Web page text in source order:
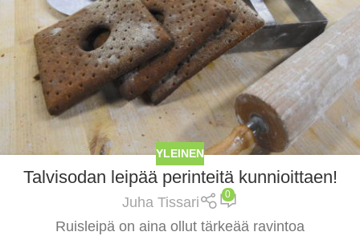
YLEINEN
Talvisodan leipää perinteitä kunnioittaen!
Juha Tissari 0
Ruisleipä on aina ollut tärkeää ravintoa